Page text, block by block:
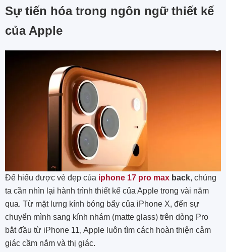
Sự tiến hóa trong ngôn ngữ thiết kế
của Apple
Để hiểu được vẻ đẹp của iphone 17 pro max back, chúng
ta cần nhìn lại hành trình thiết kế của Apple trong vài năm
qua. Từ mặt lưng kính bóng bẩy của iPhone X, đến sự
chuyển mình sang kính nhám (matte glass) trên dòng Pro
bắt đầu từ iPhone 11, Apple luôn tìm cách hoàn thiện cảm
giác cầm nắm và thị giác.